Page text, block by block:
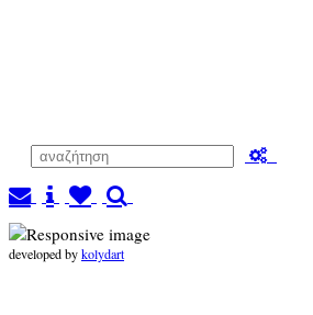
developed bykolydart